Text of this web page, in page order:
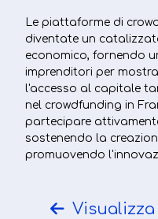
Le piattaforme di
diventate un
economico, fornendo
imprenditori per
l'accesso al capitale
nel crowdfunding in
partecipare
sostenendo la
promuovendo